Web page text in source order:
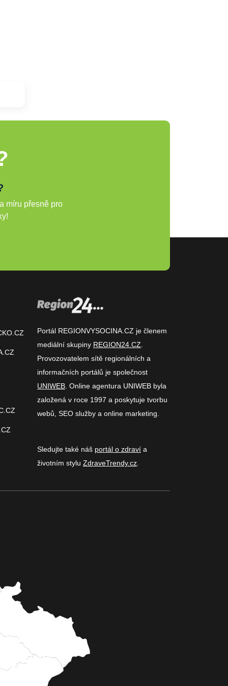
míru přesně pro
Portál REGIONVYSOCINA.CZ je členem
mediální skupiny REGION24.CZ
Provozovatelem sítě regionálních a
informačních portálů je společnost
UNIWEB . Online agentura UNIWEB byla
založená v roce 1997 a poskytuje tvorbu
webů, SEO služby a online marketing.
Sledujte také náš portál o zdraví a
životním stylu ZdraveTrendy.cz